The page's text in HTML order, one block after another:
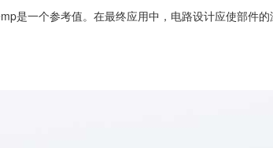
是一个参考值。在最终应用中，电路设计应使部件